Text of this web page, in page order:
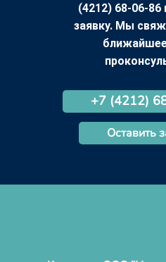
(4212) 68-06-86
заявку. Мы
+7 (4212)
Оставить